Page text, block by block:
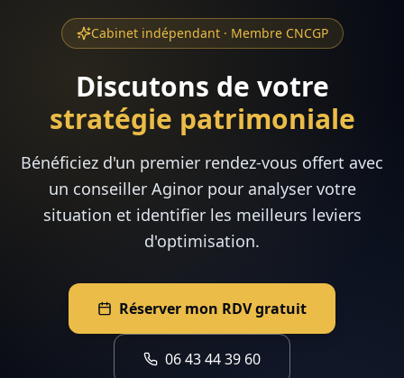
Cabinet indépendant · Membre CNCGP
Discutons de votre
stratégie patrimoniale
Bénéficiez d'un premier rendez-vous offert avec
un conseiller Aginor pour analyser votre
situation et identifier les meilleurs leviers
d'optimisation.
Réserver mon RDV gratuit
06 43 44 39 60